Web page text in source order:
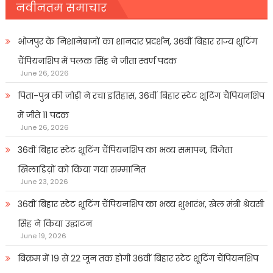
नवीनतम समाचार
भोजपुर के निशानेबाजों का शानदार प्रदर्शन, 36वीं बिहार राज्य शूटिंग
चैंपियनशिप में पलक सिंह ने जीता स्वर्ण पदक
June 26, 2026
पिता-पुत्र की जोड़ी ने रचा इतिहास, 36वीं बिहार स्टेट शूटिंग चैंपियनशिप
में जीते 11 पदक
June 26, 2026
36वीं बिहार स्टेट शूटिंग चैंपियनशिप का भव्य समापन, विजेता
खिलाडिय़ों को किया गया सम्मानित
June 23, 2026
36वीं बिहार स्टेट शूटिंग चैंपियनशिप का भव्य शुभारंभ, खेल मंत्री श्रेयसी
सिंह ने किया उद्घाटन
June 19, 2026
बिक्रम में 19 से 22 जून तक होगी 36वीं बिहार स्टेट शूटिंग चैंपियनशिप